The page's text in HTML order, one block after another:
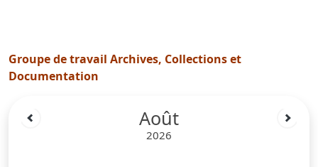
Groupe de travail Archives, Collections et
Documentation
Août
2026